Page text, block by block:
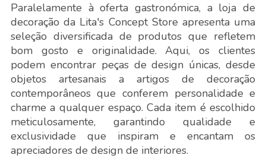
Paralelamente à oferta gastronómica, a loja de
decoração da Lita's Concept Store apresenta uma
seleção diversificada de produtos que refletem
bom gosto e originalidade. Aqui, os clientes
podem encontrar peças de design únicas, desde
objetos artesanais a artigos de decoração
contemporâneos que conferem personalidade e
charme a qualquer espaço. Cada item é escolhido
meticulosamente, garantindo qualidade e
exclusividade que inspiram e encantam os
apreciadores de design de interiores.